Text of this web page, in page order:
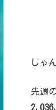
じゃ
先週